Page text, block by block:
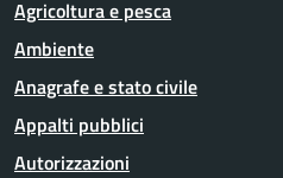
Agricoltura e pesca
Ambiente
Anagrafe e stato civile
Appalti pubblici
Autorizzazioni